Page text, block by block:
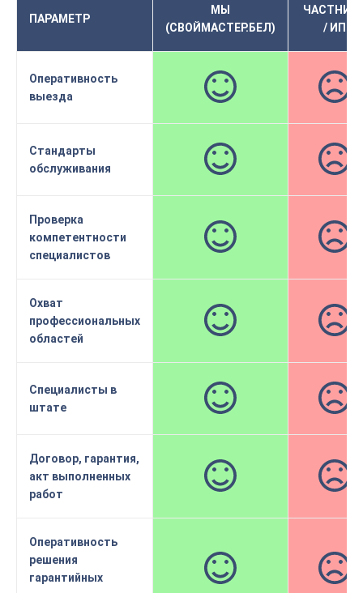
ПАРАМЕТР
МЫ
(СВОЙМАСТЕР.БЕЛ)
/ ИП
Оперативность
выезда
Стандарты
обслуживания
Проверка
компетентности
специалистов
Охват
профессиональных
областей
Специалисты в
штате
Договор, гарантия,
акт выполненных
работ
Оперативность
решения
гарантийных